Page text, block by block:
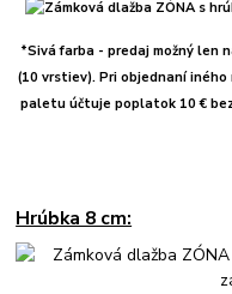
*Sivá farba - predaj možný len
(10 vrstiev). Pri objednaní
paletu účtuje poplatok 10 €
Hrúbka 8 cm: